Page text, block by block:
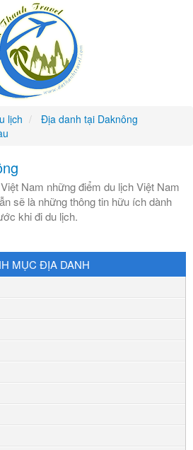
lịch
Địa danh tại Daknông
Nam những điểm du lịch Việt Nam
sẽ là những thông tin hữu ích dành
khi đi du lịch.
MỤC ĐỊA DANH